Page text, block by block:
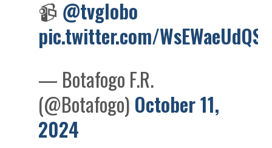
📹 @tvglobo
pic.twitter.com/WsEWaeUdQS
— Botafogo F.R.
(@Botafogo) October 11,
2024